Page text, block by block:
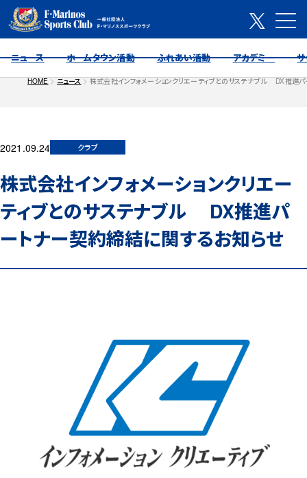
ニュース ホームタウン活動 ふれあい活動 アカデミー
HOME ニュース 株式会社インフォメーションクリエーティブとのサステナブル DX推進
2021.09.24 クラブ
株式会社インフォメーションクリエー
ティブとのサステナブル DX推進パ
ートナー契約締結に関するお知らせ